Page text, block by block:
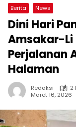
Berita News
Dini Hari
Amsakar-
Perjalanan
Halaman
Redaksi
2
Maret 16, 2026